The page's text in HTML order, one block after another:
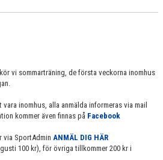
vi sommarträning, de första veckorna inomhus
inomhus, alla anmälda informeras via mail
kommer även finnas på Facebook
via SportAdmin ANMÄL DIG HÄR
100 kr), för övriga tillkommer 200 kr i